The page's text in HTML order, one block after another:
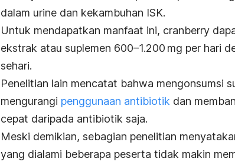
dalam urine dan kekambuhan ISK.
Untuk mendapatkan manfaat ini, cranberry
ekstrak atau suplemen 600–1.200 mg per hari
sehari.
Penelitian lain mencatat bahwa mengonsumsi
mengurangi penggunaan antibiotik dan
cepat daripada antibiotik saja.
Meski demikian, sebagian penelitian
yang dialami beberapa peserta tidak makin